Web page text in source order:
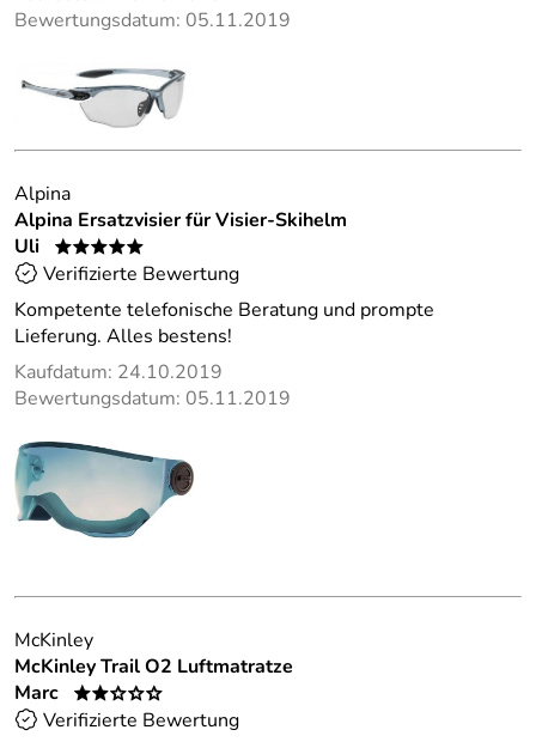
Bewertungsdatum: 05.11.2019
Alpina
Alpina Ersatzvisier für Visier-Skihelm
Uli
*****
Verifizierte Bewertung
Kompetente telefonische Beratung und prompte
Lieferung. Alles bestens!
Kaufdatum: 24.10.2019
Bewertungsdatum: 05.11.2019
McKinley
McKinley Trail O2 Luftmatratze
Marc
**ooo
Verifizierte Bewertung